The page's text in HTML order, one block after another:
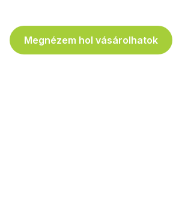
Megnézem hol vásárolhatok